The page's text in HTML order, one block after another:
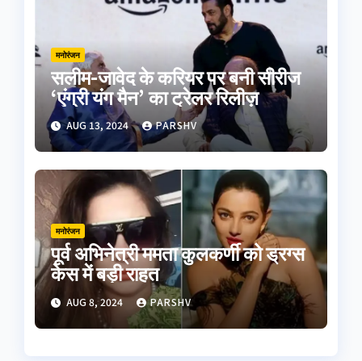
मनोरंजन
सलीम-जावेद के करियर पर बनी सीरीज
‘एंग्री यंग मैन’ का ट्रेलर रिलीज़
AUG 13, 2024 PARSHV
मनोरंजन
पूर्व अभिनेत्री ममता कुलकर्णी को ड्रग्स
केस में बड़ी राहत
AUG 8, 2024 PARSHV